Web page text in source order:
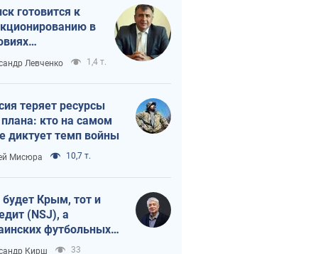
готовится к
в
кризиса
Левченко 1,4 т.
теряет ресурсы
кто на самом
диктует темп войны
Мисюра 10,7 т.
будет Крым, тот и
(NSJ), а
футбольных
могут
Кирш 33